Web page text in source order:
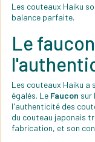
Les couteaux Haiku
balance parfaite.
Le
Les couteaux Haiku a
égalés. Le Faucon sur
l'authenticité des
du couteau japonais
fabrication, et son